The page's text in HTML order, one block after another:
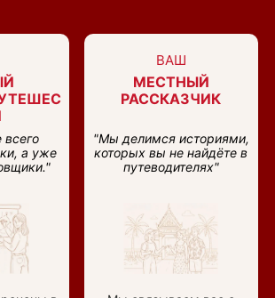
а уже
ВАШ
МЕСТНЫЙ
РАССКАЗЧИК
"Мы делимся историями,
которых вы не найдёте в
путеводителях"